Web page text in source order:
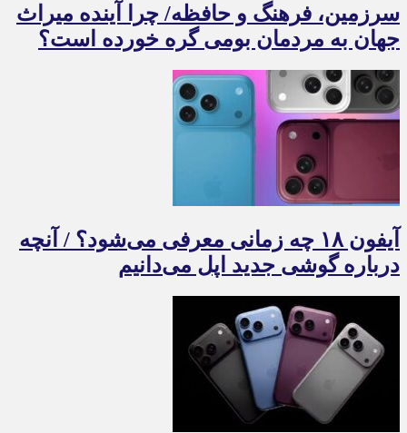
سرزمین، فرهنگ و حافظه/ چرا آینده میراث
جهان به مردمان بومی گره خورده است؟
آیفون ۱۸ چه زمانی معرفی می‌شود؟ / آنچه
درباره گوشی جدید اپل می‌دانیم